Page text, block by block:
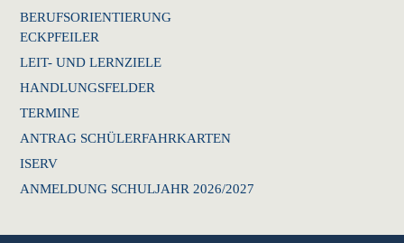
BERUFSORIENTIERUNG
ECKPFEILER
LEIT- UND LERNZIELE
HANDLUNGSFELDER
TERMINE
ANTRAG SCHÜLERFAHRKARTEN
ISERV
ANMELDUNG SCHULJAHR 2026/2027